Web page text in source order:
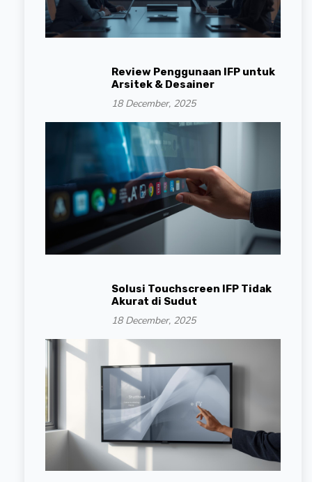
Review Penggunaan IFP untuk
Arsitek & Desainer
18 December, 2025
Solusi Touchscreen IFP Tidak
Akurat di Sudut
18 December, 2025